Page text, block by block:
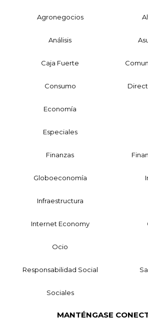
Agronegocios
Análisis
Caja Fuerte
Consumo
Economía
Especiales
Finanzas
Globoeconomía
Infraestructura
Internet Economy
Ocio
Responsabilidad Social
Sociales
MANTÉNGASE